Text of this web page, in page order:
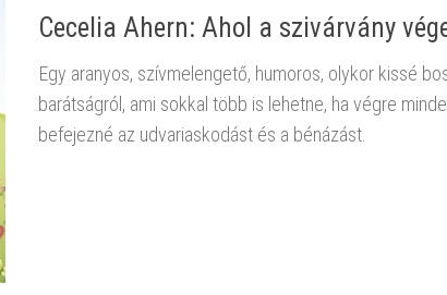
Cecelia Ahern: Ahol a szivárvány
Egy aranyos, szívmelengető, humoros, olykor kissé
barátságról, ami sokkal több is lehetne, ha végre
befejezné az udvariaskodást és a bénázást.